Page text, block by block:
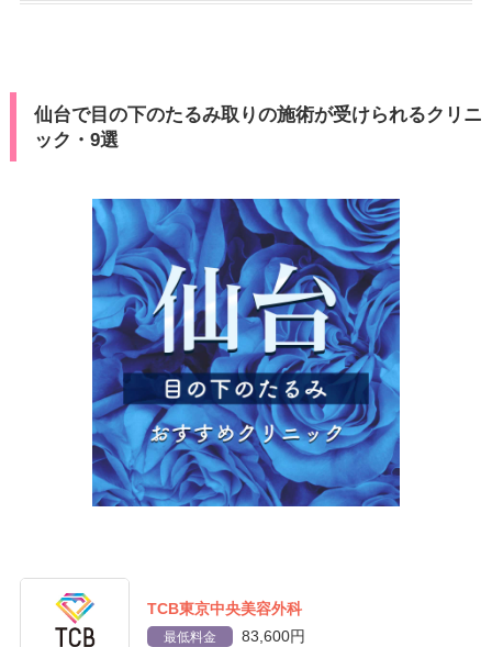
仙台で目の下のたるみ取りの施術が受けられるクリニ
ック・9選
TCB東京中央美容外科
最低料金 83,600円